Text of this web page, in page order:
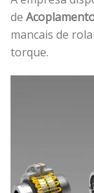
de
mancais de
torque.